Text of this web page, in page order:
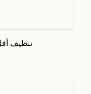
تنظيف